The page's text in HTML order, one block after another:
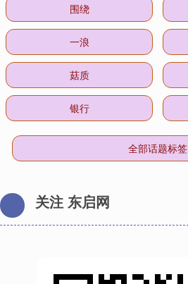
围绕
一浪
菇质
银行
全部话题标签
关注 东启网